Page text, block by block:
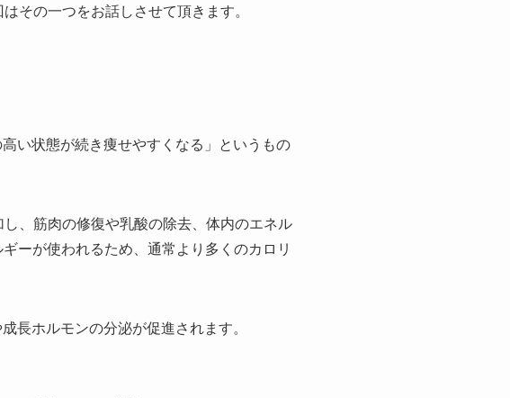
その一つをお話しさせて頂きます。
い状態が続き痩せやすくなる」というもの
、筋肉の修復や乳酸の除去、体内のエネル
ーが使われるため、通常より多くのカロリ
長ホルモンの分泌が促進されます。